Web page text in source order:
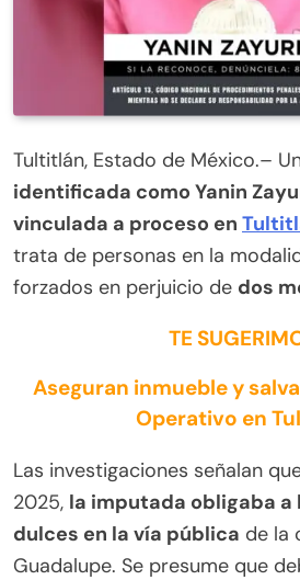
Tultitlán, Estado de México.–
identificada como Yanin
vinculada a proceso en
trata de personas en la
forzados en perjuicio de dos
TE
Aseguran inmueble y
Operativo en
Las investigaciones señalan
2025, la imputada obligaba a
dulces en la vía pública de la
Guadalupe. Se presume que